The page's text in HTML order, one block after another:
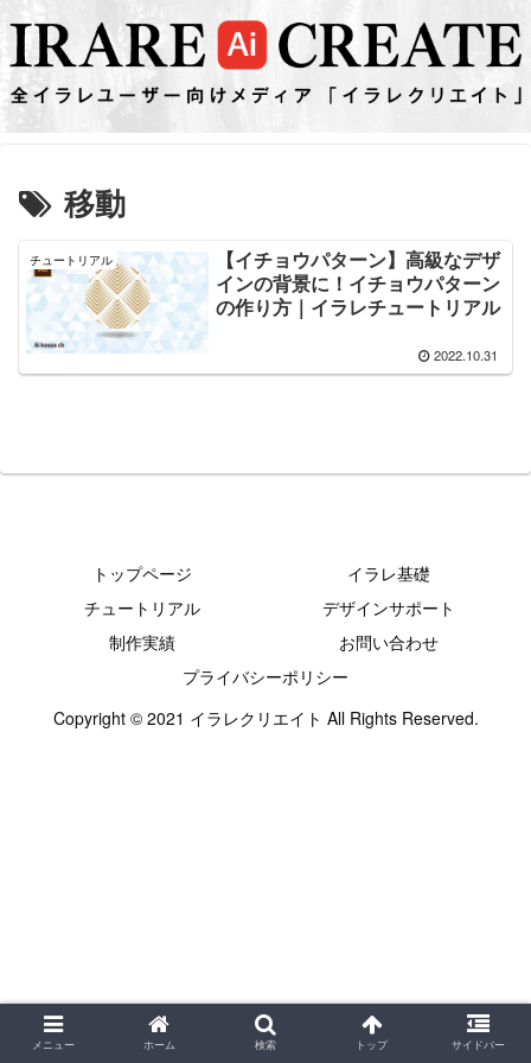
移動
チュートリアル
【イチョウパターン】高級なデザ
インの背景に！イチョウパターン
の作り方｜イラレチュートリアル
2022.10.31
トップページ
イラレ基礎
チュートリアル
デザインサポート
制作実績
お問い合わせ
プライバシーポリシー
Copyright © 2021 イラレクリエイト All Rights Reserved.
メニュー ホーム 検索 トップ サイドバー